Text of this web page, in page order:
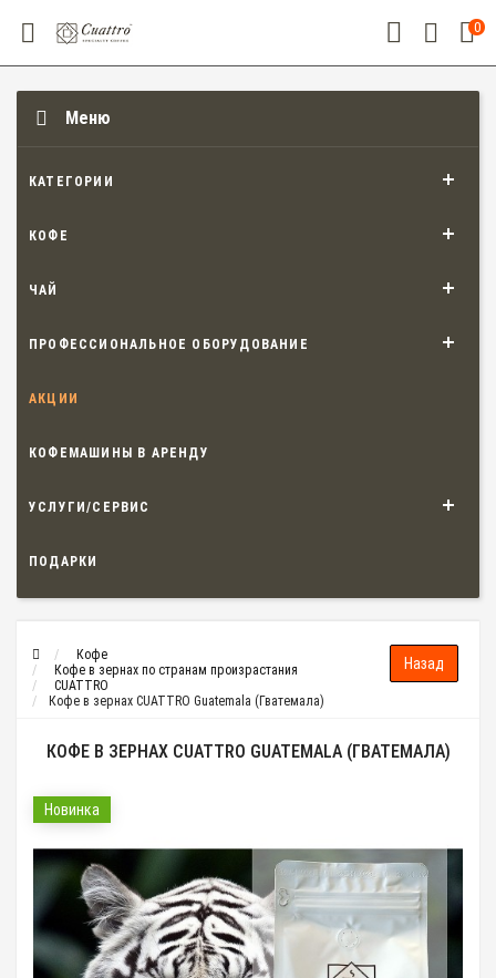
0
Меню
КАТЕГОРИИ
КОФЕ
ЧАЙ
ПРОФЕССИОНАЛЬНОЕ ОБОРУДОВАНИЕ
АКЦИИ
КОФЕМАШИНЫ В АРЕНДУ
УСЛУГИ/СЕРВИС
ПОДАРКИ
Кофе
Кофе в зернах по странам произрастания
CUATTRO
Кофе в зернах CUATTRO Guatemala (Гватемала)
КОФЕ В ЗЕРНАХ CUATTRO GUATEMALA (ГВАТЕМАЛА)
Новинка